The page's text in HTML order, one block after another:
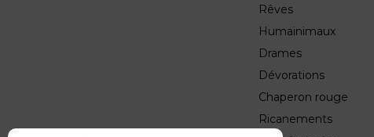
Rêves
Humainimaux
Drames
Dévorations
Chaperon rouge
Ricanements